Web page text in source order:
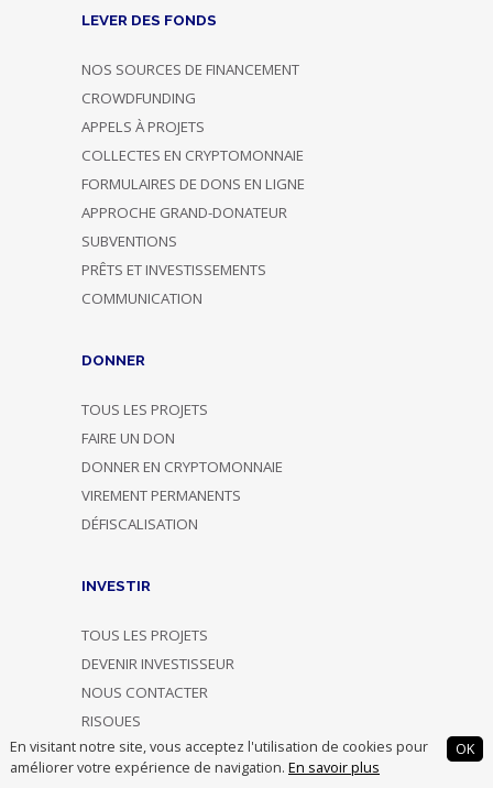
En visitant notre site, vous acceptez l'utilisation de cookies pour
améliorer votre expérience de navigation. En savoir plus
OK
LEVER DES FONDS
NOS SOURCES DE FINANCEMENT
CROWDFUNDING
APPELS À PROJETS
COLLECTES EN CRYPTOMONNAIE
FORMULAIRES DE DONS EN LIGNE
APPROCHE GRAND-DONATEUR
SUBVENTIONS
PRÊTS ET INVESTISSEMENTS
COMMUNICATION
DONNER
TOUS LES PROJETS
FAIRE UN DON
DONNER EN CRYPTOMONNAIE
VIREMENT PERMANENTS
DÉFISCALISATION
INVESTIR
TOUS LES PROJETS
DEVENIR INVESTISSEUR
NOUS CONTACTER
RISQUES
FISCALITÉ
FRAIS ET TARIFICATION